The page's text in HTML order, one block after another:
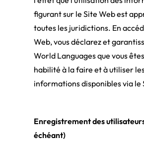
figurant sur le Site Web est
toutes les juridictions. En
Web, vous déclarez et
World Languages que vous
habilité à la faire et à utiliser
informations disponibles via le
Enregistrement des
échéant)